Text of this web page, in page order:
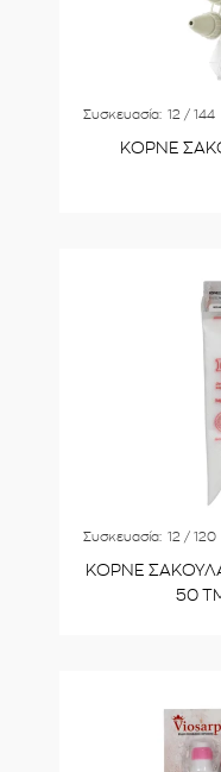
Συσκευασία: 12 / 144
ΚΟΡΝΕ
Συσκευασία: 12 / 120
ΚΟΡΝΕ
50